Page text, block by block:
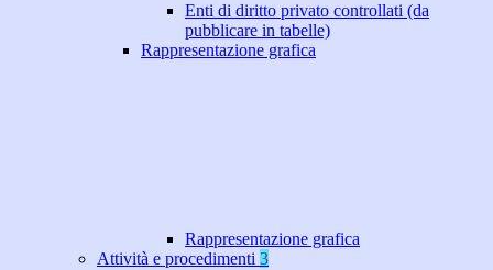
Enti di diritto privato controllati (da
pubblicare in tabelle)
Rappresentazione grafica
Rappresentazione grafica
Attività e procedimenti 3